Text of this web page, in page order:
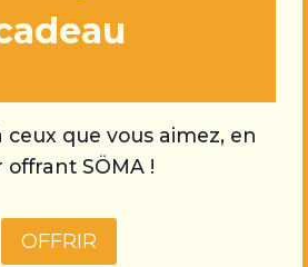
ceux que vous aimez, en
offrant SÖMA !
OFFRIR